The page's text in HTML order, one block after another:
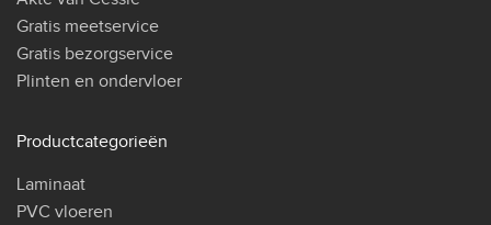
Gratis meetservice
Gratis bezorgservice
Plinten en ondervloer
Productcategorieën
Laminaat
PVC vloeren